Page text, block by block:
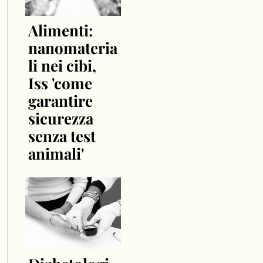
Alimenti:
nanomateria
li nei cibi,
Iss 'come
garantire
sicurezza
senza test
animali'